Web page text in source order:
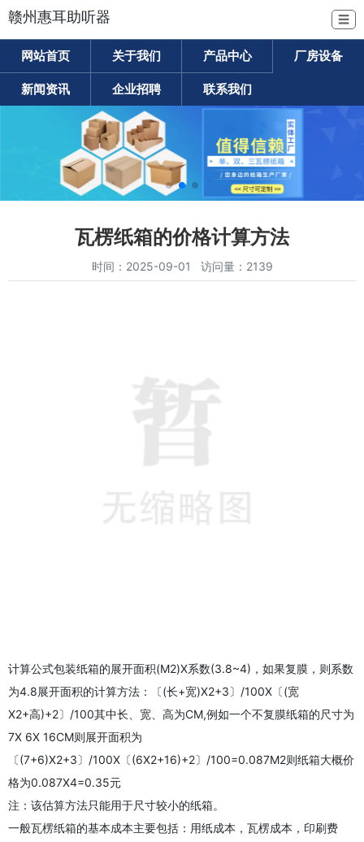
赣州惠耳助听器 ☰
网站首页 关于我们 产品中心 厂房设备
新闻资讯 企业招聘 联系我们
瓦楞纸箱的价格计算方法
时间：2025-09-01 访问量：2139
计算公式包装纸箱的展开面积(M2)X系数(3.8~4)，如果复膜，则系数
为4.8展开面积的计算方法：〔(长+宽)X2+3〕/100X〔(宽
X2+高)+2〕/100其中长、宽、高为CM,例如一个不复膜纸箱的尺寸为
7X 6X 16CM则展开面积为
〔(7+6)X2+3〕/100X〔(6X2+16)+2〕/100=0.087M2则纸箱大概价
格为0.087X4=0.35元
注：该估算方法只能用于尺寸较小的纸箱。
一般瓦楞纸箱的基本成本主要包括：用纸成本，瓦楞成本，印刷费